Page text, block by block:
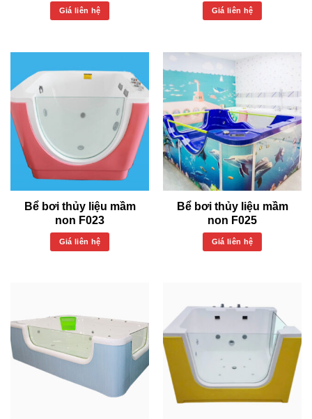
Giá liên hệ Giá liên hệ
Bể bơi thủy liệu mầm
non F023
Giá liên hệ
Bể bơi thủy liệu mầm
non F025
Giá liên hệ